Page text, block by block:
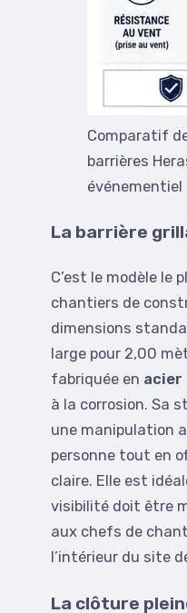
Comparatif
barrières
événementiel
La barrière
C’est le modèle le
chantiers de
dimensions
large pour 2,00
fabriquée en acier
à la corrosion. Sa
une manipulation
personne tout en
claire. Elle est
visibilité doit être
aux chefs de
l’intérieur du site
La clôture